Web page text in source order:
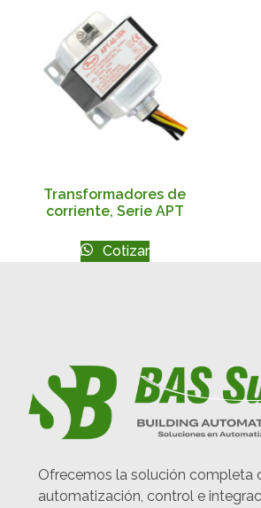
Transformadores de
corriente, Serie APT
Cotizar
Ofrecemos la solución completa
automatización, control e